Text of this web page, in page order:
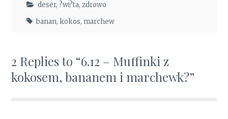
deser, ?wi?ta,zdrowo
banan, kokos, marchew
2 Replies to “6.12 – Muffinki z
kokosem, bananem i marchewk?”